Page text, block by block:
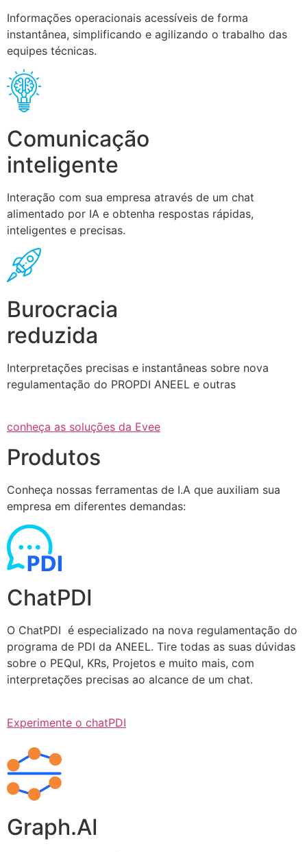
Informações operacionais acessíveis de forma
instantânea, simplificando e agilizando o trabalho das
equipes técnicas.
Comunicação
inteligente
Interação com sua empresa através de um chat
alimentado por IA e obtenha respostas rápidas,
inteligentes e precisas.
Burocracia
reduzida
Interpretações precisas e instantâneas sobre nova
regulamentação do PROPDI ANEEL e outras
conheça as soluções da Evee
Produtos
Conheça nossas ferramentas de I.A que auxiliam sua
empresa em diferentes demandas:
ChatPDI
O ChatPDI é especializado na nova regulamentação do
programa de PDI da ANEEL. Tire todas as suas dúvidas
sobre o PEQuI, KRs, Projetos e muito mais, com
interpretações precisas ao alcance de um chat.
Experimente o chatPDI
Graph.AI